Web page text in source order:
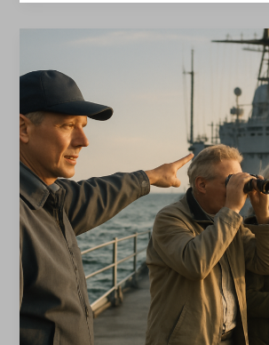
und
Kommunikation
Bord
USS
McKinley